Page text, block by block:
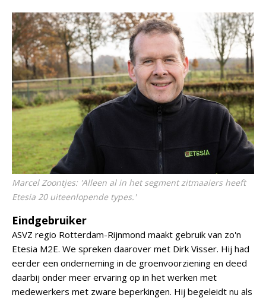
Marcel Zoontjes: 'Alleen al in het segment zitmaaiers heeft
Etesia 20 uiteenlopende types.'
Eindgebruiker
ASVZ regio Rotterdam-Rijnmond maakt gebruik van zo'n
Etesia M2E. We spreken daarover met Dirk Visser. Hij had
eerder een onderneming in de groenvoorziening en deed
daarbij onder meer ervaring op in het werken met
medewerkers met zware beperkingen. Hij begeleidt nu als